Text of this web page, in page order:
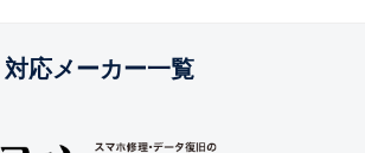
対応メーカー一覧